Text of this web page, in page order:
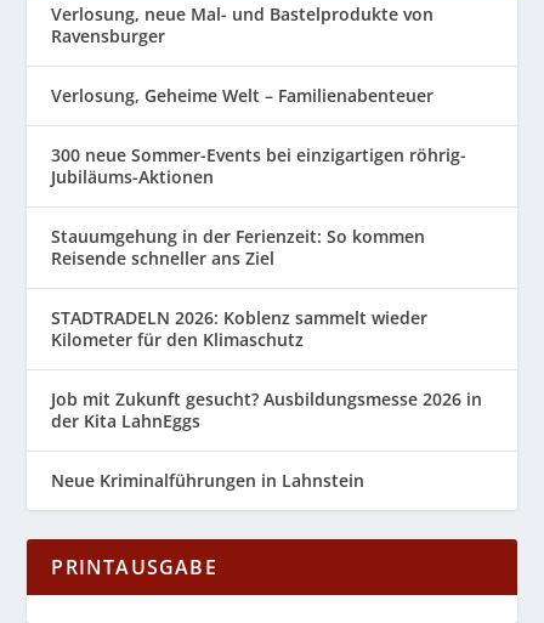
Verlosung, neue Mal- und Bastelprodukte von
Ravensburger
Verlosung, Geheime Welt – Familienabenteuer
300 neue Sommer-Events bei einzigartigen röhrig-
Jubiläums-Aktionen
Stauumgehung in der Ferienzeit: So kommen
Reisende schneller ans Ziel
STADTRADELN 2026: Koblenz sammelt wieder
Kilometer für den Klimaschutz
Job mit Zukunft gesucht? Ausbildungsmesse 2026 in
der Kita LahnEggs
Neue Kriminalführungen in Lahnstein
PRINTAUSGABE